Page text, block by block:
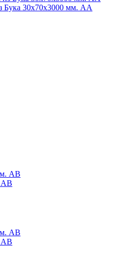
Бука 30х70х3000 мм. АА
AB
AB